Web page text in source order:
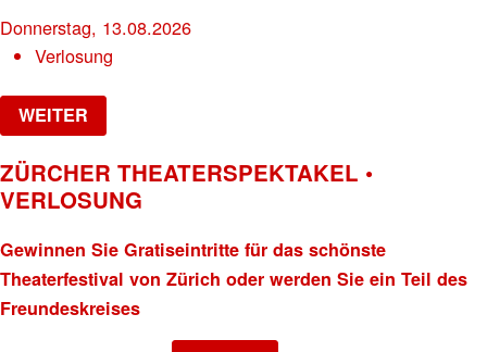
Donnerstag, 13.08.2026
Verlosung
WEITER
ZÜRCHER THEATERSPEKTAKEL •
VERLOSUNG
Gewinnen Sie Gratiseintritte für das schönste
Theaterfestival von Zürich oder werden Sie ein Teil des
Freundeskreises